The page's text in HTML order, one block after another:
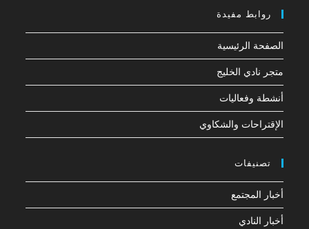
روابط مفيدة
الصفحة الرئيسية
متجر نادي الخليج
أنشطة وفعاليات
الإقتراحات والشكاوي
تصنيفات
أخبار المجتمع
أخبار النادي